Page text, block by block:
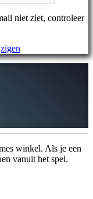
niet ziet, controleer
winkel. Als je een
vanuit het spel.